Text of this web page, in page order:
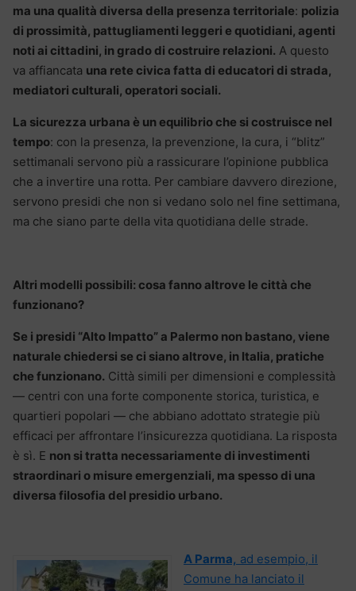
ma una qualità diversa della presenza territoriale: polizia
di prossimità, pattugliamenti leggeri e quotidiani, agenti
noti ai cittadini, in grado di costruire relazioni. A questo
va affiancata una rete civica fatta di educatori di strada,
mediatori culturali, operatori sociali.
La sicurezza urbana è un equilibrio che si costruisce nel
tempo: con la presenza, la prevenzione, la cura, i “blitz”
settimanali servono più a rassicurare l’opinione pubblica
che a invertire una rotta. Per cambiare davvero direzione,
servono presidi che non si vedano solo nel fine settimana,
ma che siano parte della vita quotidiana delle strade.
Altri modelli possibili: cosa fanno altrove le città che
funzionano?
Se i presidi “Alto Impatto” a Palermo non bastano, viene
naturale chiedersi se ci siano altrove, in Italia, pratiche
che funzionano. Città simili per dimensioni e complessità
— centri con una forte componente storica, turistica, e
quartieri popolari — che abbiano adottato strategie più
efficaci per affrontare l’insicurezza quotidiana. La risposta
è sì. E non si tratta necessariamente di investimenti
straordinari o misure emergenziali, ma spesso di una
diversa filosofia del presidio urbano.
A Parma, ad esempio, il
Comune ha lanciato il